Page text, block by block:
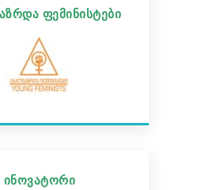
ფემინისტები
ინოვატორი